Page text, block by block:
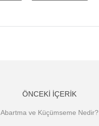
ÖNCEKI İÇERIK
Abartma ve Küçümseme Nedir?